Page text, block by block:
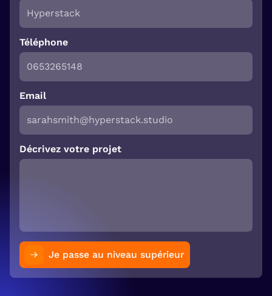
Téléphone
Email
Décrivez votre projet
Je passe au niveau supérieur